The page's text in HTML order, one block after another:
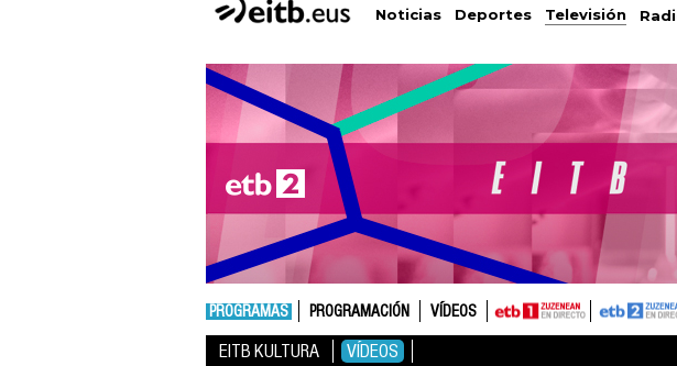
Noticias Deportes Televisión
PROGRAMAS PROGRAMACIÓN VÍDEOS
EITB KULTURA VÍDEOS